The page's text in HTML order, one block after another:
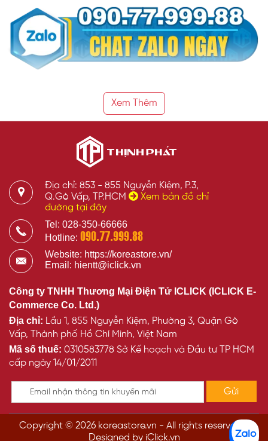
Xem Thêm
Địa chỉ: 853 - 855 Nguyễn Kiệm, P.3,
Q.Gò Vấp, TP.HCM
Xem bản đồ chỉ
đường tại đây
Tel: 028-350-66666
Hotline: 090.77.999.88
Website: https://koreastore.vn/
Email: hientt@iclick.vn
Công ty TNHH Thương Mại Điện Tử ICLICK (ICLICK E-
Commerce Co. Ltd.)
Địa chỉ: Lầu 1, 855 Nguyễn Kiệm, Phường 3, Quận Gò
Vấp, Thành phố Hồ Chí Minh, Việt Nam
Mã số thuế: 0310583778 Sở Kế hoạch và Đầu tư TP HCM
cấp ngày 14/01/2011
Copyright © 2026 koreastore.vn - All rights reserved -
Designed by iClick.vn